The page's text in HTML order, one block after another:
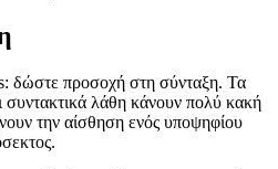
δώστε προσοχή στη σύνταξη. Τα
συντακτικά λάθη κάνουν πολύ κακή
την αίσθηση ενός υποψηφίου